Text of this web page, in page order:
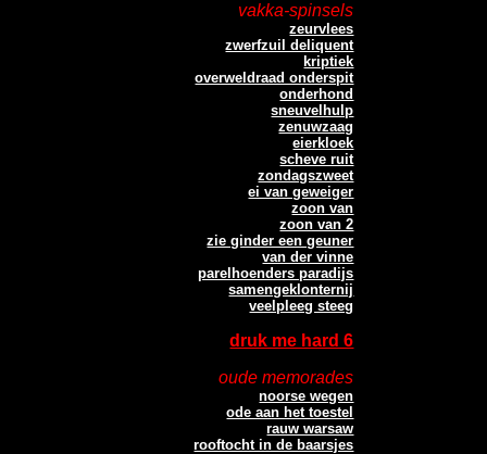
vakka-spinsels
zeurvlees
zwerfzuil deliquent
kriptiek
overweldraad onderspit
onderhond
sneuvelhulp
zenuwzaag
eierkloek
scheve ruit
zondagszweet
ei van geweiger
zoon van
zoon van 2
zie ginder een geuner
van der vinne
parelhoenders paradijs
samengeklonternij
veelpleeg steeg
druk me hard 6
oude memorades
noorse wegen
ode aan het toestel
rauw warsaw
rooftocht in de baarsjes